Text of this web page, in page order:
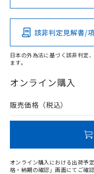
Pb Hg
O
在庫等で未対応品が混
問い合わせください。
こ
その他の認証は
該非判定見解書/
日本の外為法に基づく該非判定
ます。
オンライン購入
販売価格（税込）
オンライン購入における出荷予
格・納期の確認」画面にてご確認